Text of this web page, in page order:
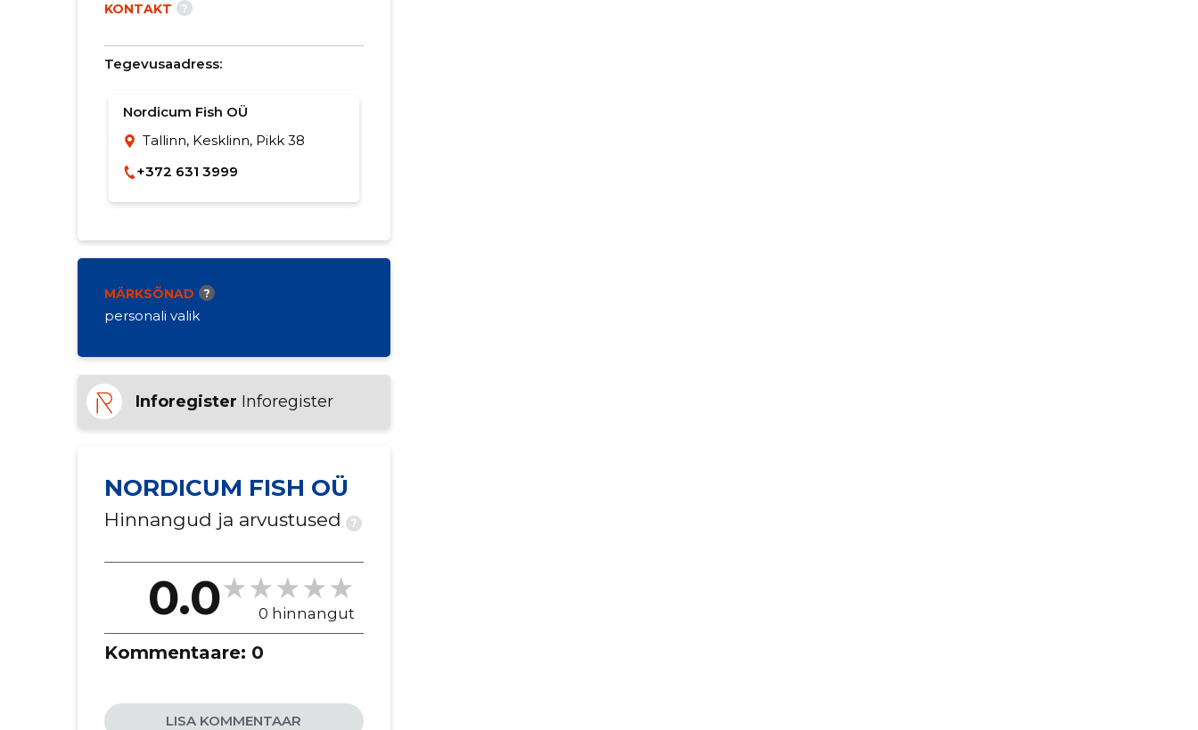
KONTAKT ?
Tegevusaadress:
Nordicum Fish OÜ
Tallinn, Kesklinn, Pikk 38
+372 631 3999
MÄRKSÕNAD ?
personali valik
Inforegister Inforegister
NORDICUM FISH OÜ
Hinnangud ja arvustused ?
0.0 0 hinnangut
Kommentaare: 0
LISA KOMMENTAAR